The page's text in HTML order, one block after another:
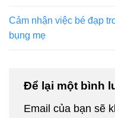
Cảm nhận việc bé đạp
bụng mẹ
Để lại một bình
Email của bạn sẽ